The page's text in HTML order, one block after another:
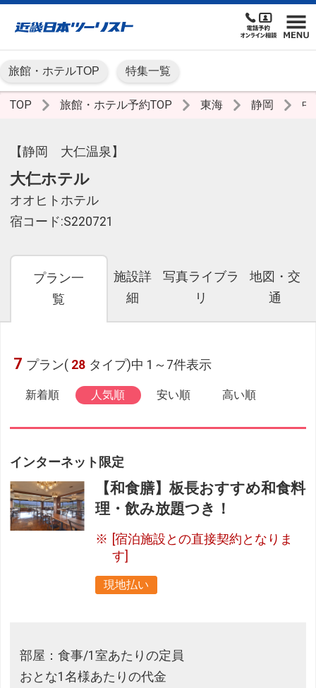
旅館・ホテルTOP 特集一覧
TOP 旅館・ホテル予約TOP 東海 静岡
【静岡 大仁温泉】
大仁ホテル
オオヒトホテル
宿コード:S220721
プラン一
覧
施設詳
細
写真ライブラ
リ
地図・交
通
7 プラン( 28 タイプ)中 1～7件表示
新着順 人気順 安い順 高い順
インターネット限定
【和食膳】板長おすすめ和食料
理・飲み放題つき！
[宿泊施設との直接契約となりま
す]
現地払い
部屋：食事/1室あたりの定員
おとな1名様あたりの代金